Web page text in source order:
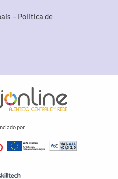
– Política de
por